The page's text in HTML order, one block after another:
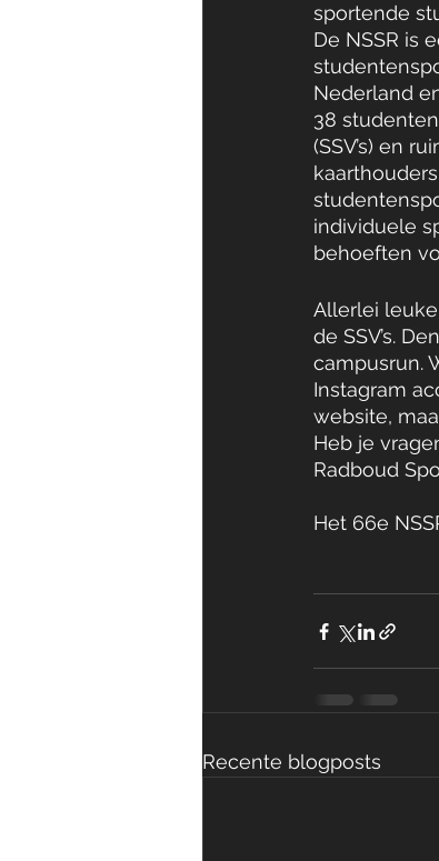
sportende
De NSSR is
Nederland
38
(SSV’s) en
individuele
behoeften
Allerlei
de SSV’s.
campusrun.
Instagram
website,
Heb je
Radboud
Het 66e
Recente blogposts